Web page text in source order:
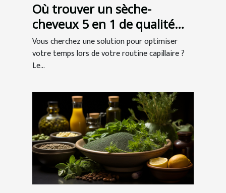
Où trouver un sèche-
cheveux 5 en 1 de qualité
professionnelle ?
Vous cherchez une solution pour optimiser
votre temps lors de votre routine capillaire ?
Le...